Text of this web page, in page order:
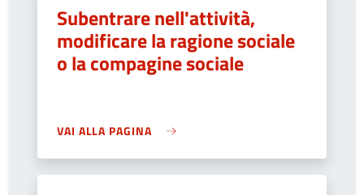
Subentrare nell'attività,
modificare la ragione sociale
o la compagine sociale
VAI ALLA PAGINA